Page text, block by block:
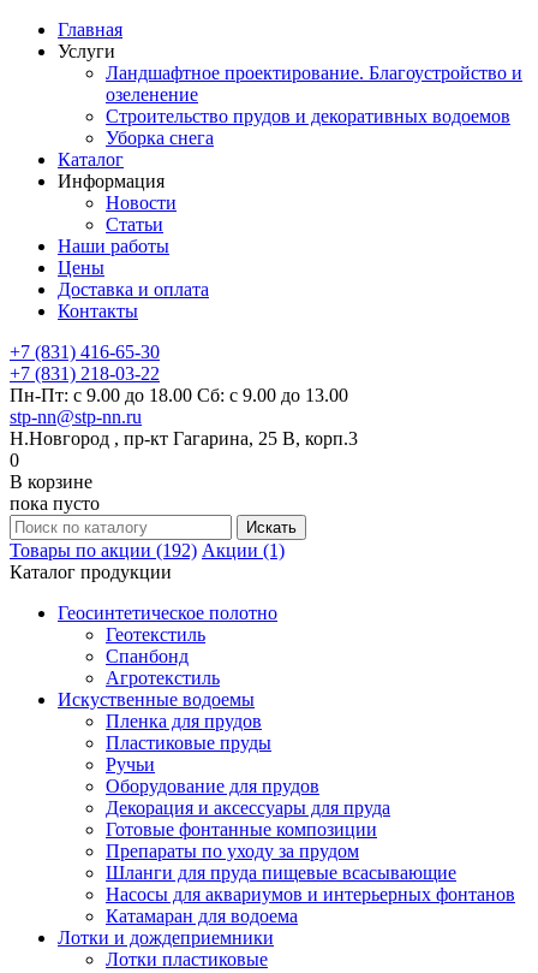
Главная
Услуги
Ландшафтное проектирование. Благоустройство и
озеленение
Строительство прудов и декоративных водоемов
Уборка снега
Каталог
Информация
Новости
Статьи
Наши работы
Цены
Доставка и оплата
Контакты
+7 (831) 416-65-30
+7 (831) 218-03-22
Пн-Пт: с 9.00 до 18.00 Сб: с 9.00 до 13.00
stp-nn@stp-nn.ru
Н.Новгород , пр-кт Гагарина, 25 В, корп.3
0
В корзине
пока пусто
Товары по акции (192) Акции (1)
Каталог продукции
Геосинтетическое полотно
Геотекстиль
Спанбонд
Агротекстиль
Искуственные водоемы
Пленка для прудов
Пластиковые пруды
Ручьи
Оборудование для прудов
Декорация и аксессуары для пруда
Готовые фонтанные композиции
Препараты по уходу за прудом
Шланги для пруда пищевые всасывающие
Насосы для аквариумов и интерьерных фонтанов
Катамаран для водоема
Лотки и дождеприемники
Лотки пластиковые